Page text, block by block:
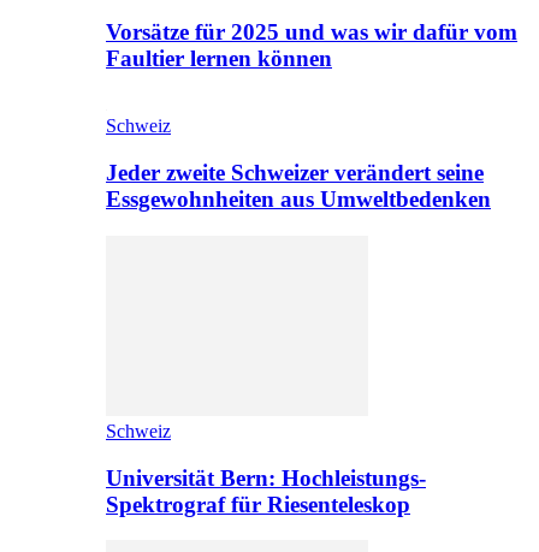
Vorsätze für 2025 und was wir dafür vom
Faultier lernen können
Schweiz
Jeder zweite Schweizer verändert seine
Essgewohnheiten aus Umweltbedenken
Schweiz
Universität Bern: Hochleistungs-
Spektrograf für Riesenteleskop